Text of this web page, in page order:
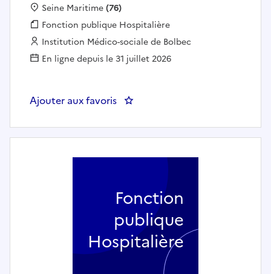
Localisation :
Seine Maritime(76)
Fonction publique :
Fonction publique Hospitalière
Employeur :
Institution Médico-sociale de Bolbec
En ligne depuis le 31 juillet 2026
Ajouter aux favoris : Moniteur Éducateur (H/F) ou
Fonction
publique
Hospitalière